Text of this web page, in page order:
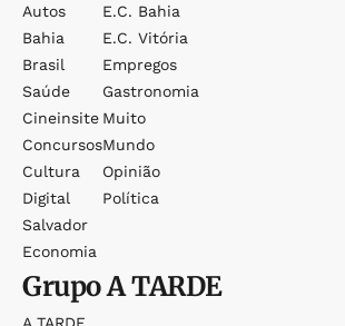
Autos
Bahia
Brasil
Saúde
Cineinsite
Concursos
Cultura
Digital
Salvador
Economia
E.c. Bahia
E.c. Vitória
Empregos
Gastronomia
Muito
Mundo
Opinião
Política
GrupoA TARDE